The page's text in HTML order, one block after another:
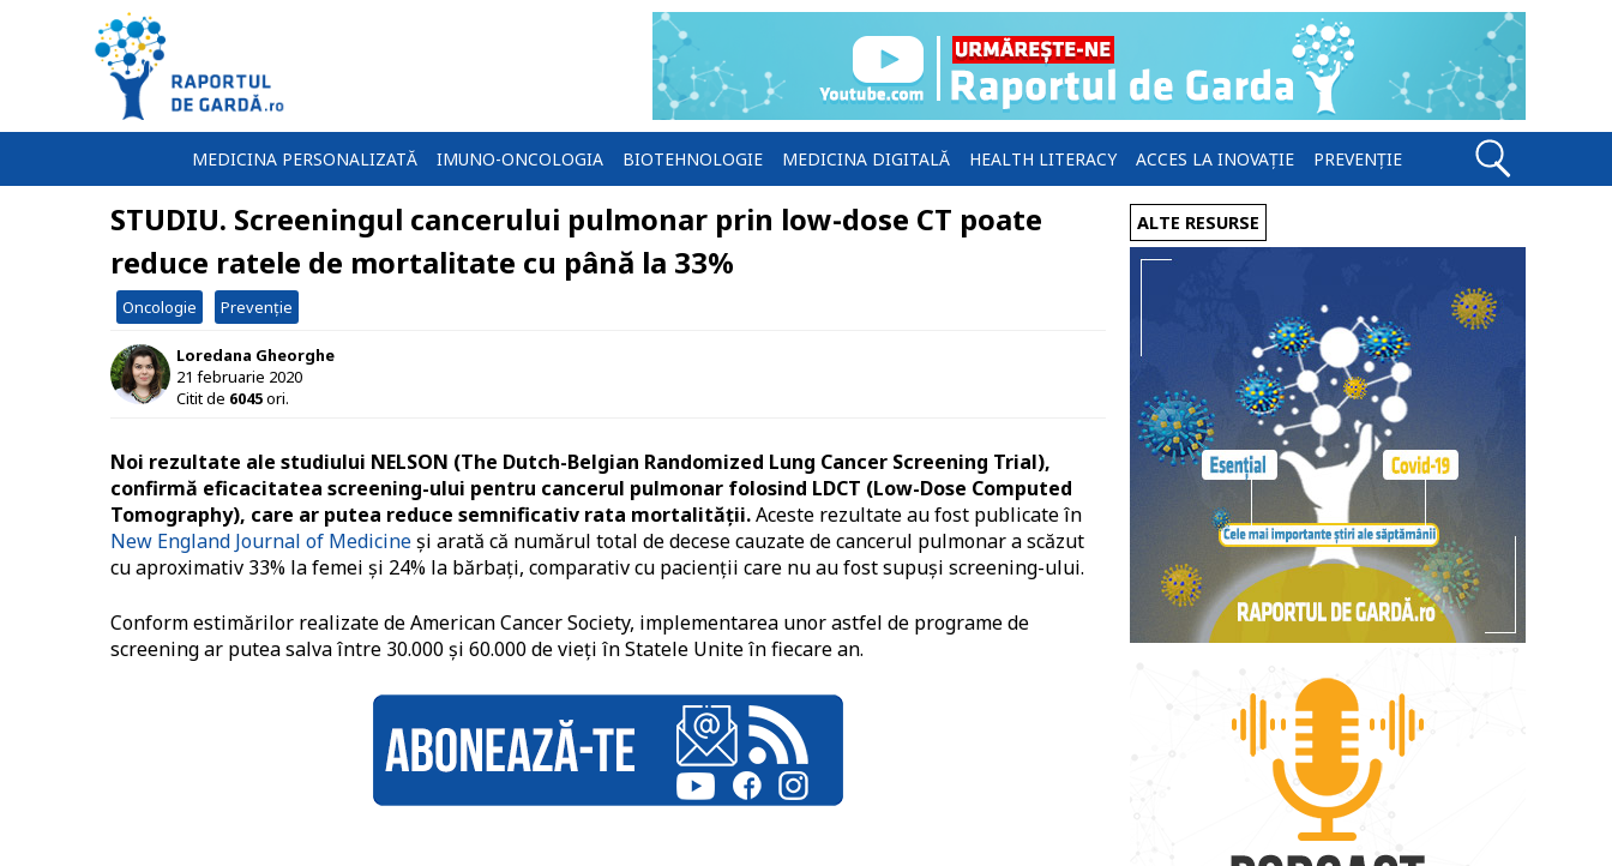
MEDICINA PERSONALIZATĂ IMUNO-ONCOLOGIA BIOTEHNOLOGIE MEDICINA DIGITALĂ HEALTH LITERACY ACCES LA INOVAȚIE PREVENȚIE
STUDIU. Screeningul cancerului pulmonar prin low-dose CT poate
reduce ratele de mortalitate cu până la 33%
Oncologie Prevenție
Loredana Gheorghe
21 februarie 2020
Citit de 6045ori.
Noi rezultate ale studiului NELSON (The Dutch-Belgian Randomized Lung Cancer Screening Trial),
confirmă eficacitatea screening-ului pentru cancerul pulmonar folosind LDCT (Low-Dose Computed
Tomography), care ar putea reduce semnificativ rata mortalității.Aceste rezultate au fost publicate în
New England Journal of Medicineși arată că numărul total de decese cauzate de cancerul pulmonar a scăzut
cu aproximativ 33% la femei și 24% la bărbați, comparativ cu pacienții care nu au fost supuși screening-ului.
Conform estimărilor realizate de American Cancer Society, implementarea unor astfel de programe de
screening ar putea salva între 30.000 și 60.000 de vieți în Statele Unite în fiecare an.
ALTE RESURSE